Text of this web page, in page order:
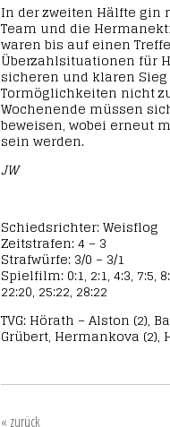
In der zweiten Hälfte gin
Team und die
waren bis auf einen
Überzahlsituationen für
sicheren und klaren
Tormöglichkeiten nicht
Wochenende müssen
beweisen, wobei erneut
sein werden.
JW
Schiedsrichter: Weisflog
Zeitstrafen: 4 – 3
Strafwürfe: 3/0 – 3/1
Spielfilm: 0:1, 2:1, 4:3, 7:5,
22:20, 25:22, 28:22
TVG: Hörath – Alston (2),
Grübert, Hermankova (2),
« zurück